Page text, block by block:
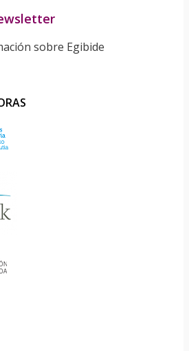
sobre Egibide